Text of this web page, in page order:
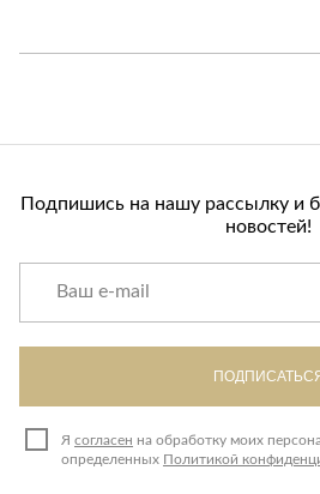
Подпишись на нашу рассылку и
новостей!
Я согласен на обработку моих
определенных Политикой